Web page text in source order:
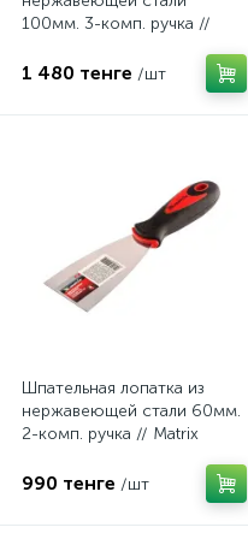
100мм. 3-комп. ручка //
1 480 тенге /шт
Шпательная лопатка из
нержавеющей стали 60мм.
2-комп. ручка // Matrix
990 тенге /шт